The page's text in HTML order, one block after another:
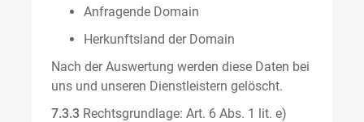
Anfragende Domain
Herkunftsland der Domain
Nach der Auswertung werden diese Daten bei
uns und unseren Dienstleistern gelöscht.
7.3.3 Rechtsgrundlage: Art. 6 Abs. 1 lit. e)